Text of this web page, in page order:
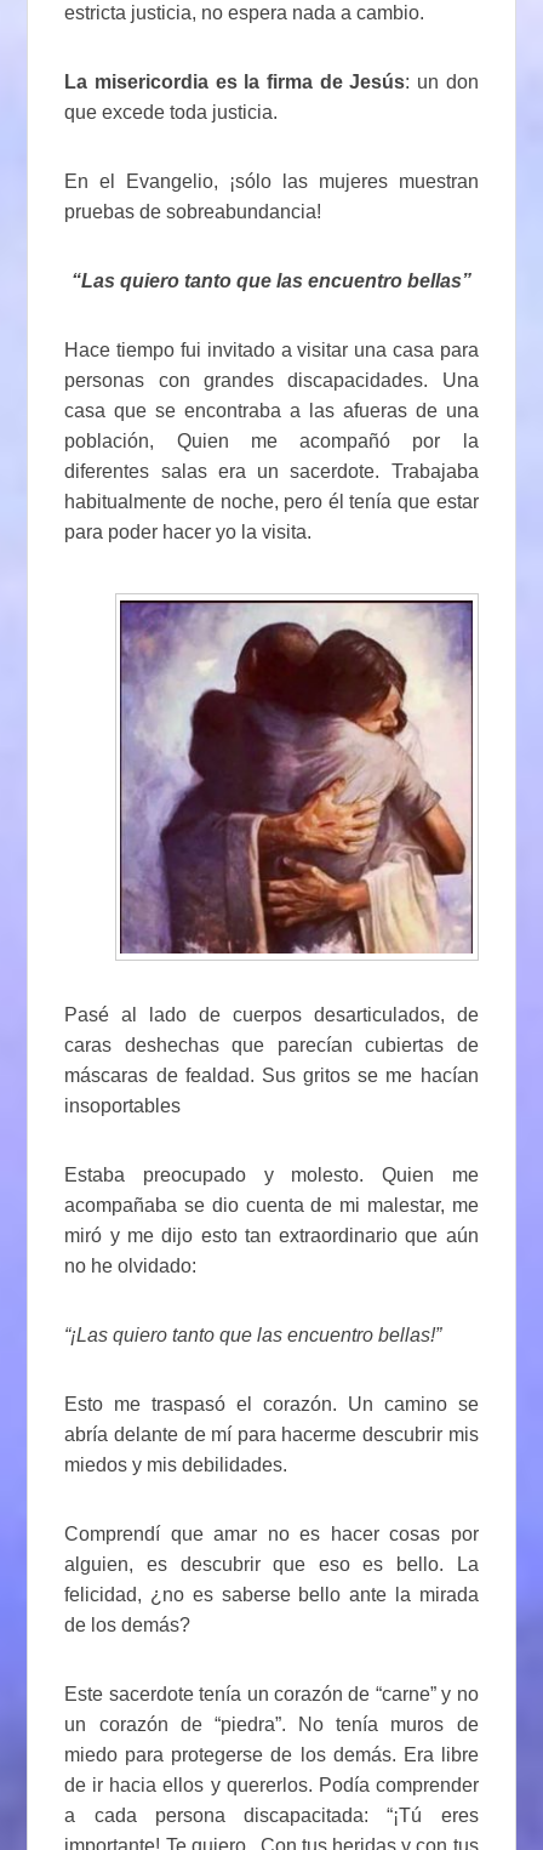
estricta justicia, no espera nada a cambio.
La misericordia es la firma de Jesús: un don
que excede toda justicia.
En el Evangelio, ¡sólo las mujeres muestran
pruebas de sobreabundancia!
“Las quiero tanto que las encuentro bellas”
Hace tiempo fui invitado a visitar una casa para
personas con grandes discapacidades. Una
casa que se encontraba a las afueras de una
población, Quien me acompañó por la
diferentes salas era un sacerdote. Trabajaba
habitualmente de noche, pero él tenía que estar
para poder hacer yo la visita.
Pasé al lado de cuerpos desarticulados, de
caras deshechas que parecían cubiertas de
máscaras de fealdad. Sus gritos se me hacían
insoportables
Estaba preocupado y molesto. Quien me
acompañaba se dio cuenta de mi malestar, me
miró y me dijo esto tan extraordinario que aún
no he olvidado:
“¡Las quiero tanto que las encuentro bellas!”
Esto me traspasó el corazón. Un camino se
abría delante de mí para hacerme descubrir mis
miedos y mis debilidades.
Comprendí que amar no es hacer cosas por
alguien, es descubrir que eso es bello. La
felicidad, ¿no es saberse bello ante la mirada
de los demás?
Este sacerdote tenía un corazón de “carne” y no
un corazón de “piedra”. No tenía muros de
miedo para protegerse de los demás. Era libre
de ir hacia ellos y quererlos. Podía comprender
a cada persona discapacitada: “¡Tú eres